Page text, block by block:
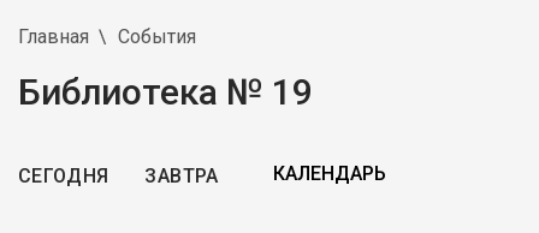
Главная События
Библиотека № 19
СЕГОДНЯ ЗАВТРА